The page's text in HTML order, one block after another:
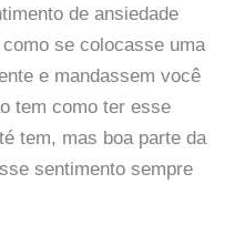
de ansiedade
se colocasse uma
e mandassem você
tem como ter esse
tem, mas boa parte da
sentimento sempre